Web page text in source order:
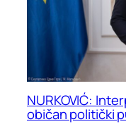
NURKOVIĆ:
običan politički